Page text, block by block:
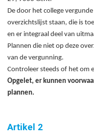
De door het college
overzichtslijst staan, die is
en er integraal deel van
Plannen die niet op deze
van de vergunning.
Controleer steeds of het om
Opgelet, er kunnen
plannen.
Artikel 2